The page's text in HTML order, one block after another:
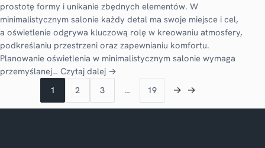
prostotę formy i unikanie zbędnych elementów. W
minimalistycznym salonie każdy detal ma swoje miejsce i cel,
a oświetlenie odgrywa kluczową rolę w kreowaniu atmosfery,
podkreślaniu przestrzeni oraz zapewnianiu komfortu.
Planowanie oświetlenia w minimalistycznym salonie wymaga
przemyślanej… Czytaj dalej →
1 2 3 … 19 → →